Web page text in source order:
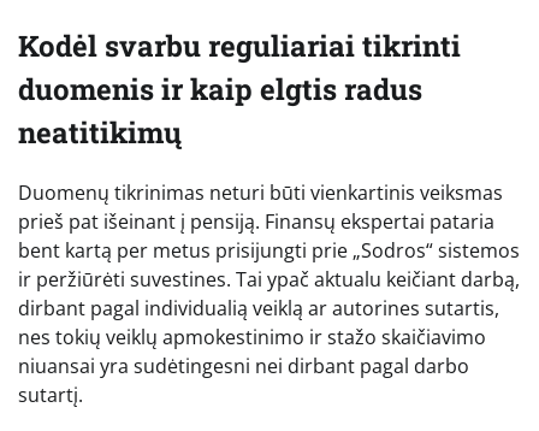
Kodėl svarbu reguliariai tikrinti
duomenis ir kaip elgtis radus
neatitikimų
Duomenų tikrinimas neturi būti vienkartinis veiksmas
prieš pat išeinant į pensiją. Finansų ekspertai pataria
bent kartą per metus prisijungti prie „Sodros“ sistemos
ir peržiūrėti suvestines. Tai ypač aktualu keičiant darbą,
dirbant pagal individualią veiklą ar autorines sutartis,
nes tokių veiklų apmokestinimo ir stažo skaičiavimo
niuansai yra sudėtingesni nei dirbant pagal darbo
sutartį.